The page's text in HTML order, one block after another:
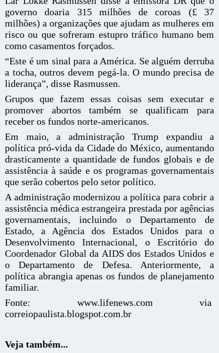
governo doaria 315 milhões de coroas (£ 37
milhões) a organizações que ajudam as mulheres em
risco ou que sofreram estupro tráfico humano bem
como casamentos forçados.
“Este é um sinal para a América. Se alguém derruba
a tocha, outros devem pegá-la. O mundo precisa de
liderança”, disse Rasmussen.
Grupos que fazem essas coisas sem executar e
promover abortos também se qualificam para
receber os fundos norte-americanos.
Em maio, a administração Trump expandiu a
política pró-vida da Cidade do México, aumentando
drasticamente a quantidade de fundos globais e de
assistência à saúde e os programas governamentais
que serão cobertos pelo setor político.
A administração modernizou a política para cobrir a
assistência médica estrangeira prestada por agências
governamentais, incluindo o Departamento de
Estado, a Agência dos Estados Unidos para o
Desenvolvimento Internacional, o Escritório do
Coordenador Global da AIDS dos Estados Unidos e
o Departamento de Defesa. Anteriormente, a
política abrangia apenas os fundos de planejamento
familiar.
Fonte: www.lifenews.com via
correiopaulista.blogspot.com.br
Veja também...